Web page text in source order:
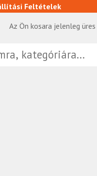
Feltételek
Az Ön kosara jelenleg üres